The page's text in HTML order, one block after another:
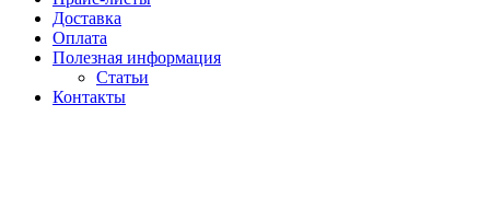
Доставка
Оплата
Полезная информация
Статьи
Контакты